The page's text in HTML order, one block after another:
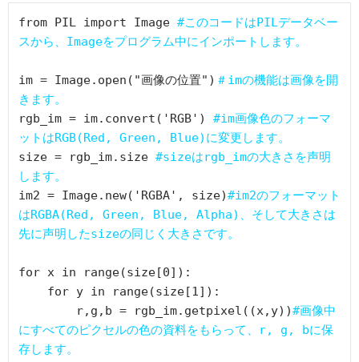
from PIL import Image #このコードはPILデータベー
スから、Imageをプログラム中にインポートします。
im = Image.open("画像の位置") ＃imの機能は画像を開
きます。
rgb_im = im.convert('RGB') #im画像色のフォーマ
ットはRGB(Red, Green, Blue)に変更します。
size = rgb_im.size #sizeはrgb_imの大きさを声明
します。
im2 = Image.new('RGBA', size)#im2のフォーマット
はRGBA(Red, Green, Blue, Alpha)、そして大きさは
先に声明したsizeの同じく大きさです。
for x in range(size[0]):
        r,g,b = rgb_im.getpixel((x,y))
#画像中
にすべてのピクセルの色の資料をもらって、r, g, bに保
存します。